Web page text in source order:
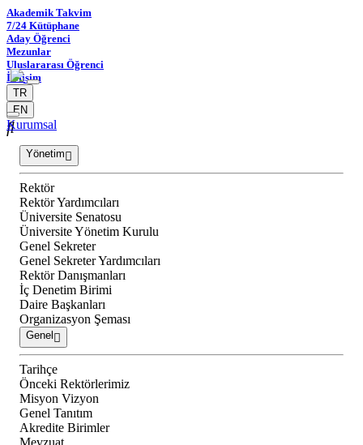
Akademik Takvim
7/24 Kütüphane
Aday Öğrenci
Mezunlar
Uluslararası Öğrenci
İletişim
TR
EN
Kurumsal
Yönetim
Rektör
Rektör Yardımcıları
Üniversite Senatosu
Üniversite Yönetim Kurulu
Genel Sekreter
Genel Sekreter Yardımcıları
Rektör Danışmanları
İç Denetim Birimi
Daire Başkanları
Organizasyon Şeması
Genel
Tarihçe
Önceki Rektörlerimiz
Misyon Vizyon
Genel Tanıtım
Akredite Birimler